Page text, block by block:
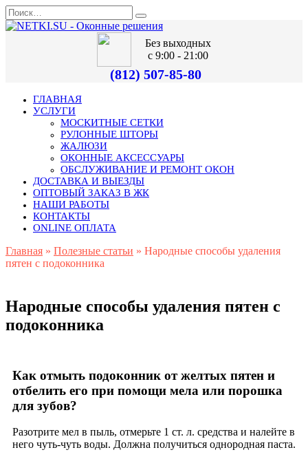
Без выходных
с 9:00 - 21:00
(812) 507-85-80
ГЛАВНАЯ
УСЛУГИ
МОСКИТНЫЕ СЕТКИ
РУЛОННЫЕ ШТОРЫ
ЖАЛЮЗИ
ОКОННЫЕ АКСЕССУАРЫ
ОБСЛУЖИВАНИЕ И РЕМОНТ ОКОН
ДОСТАВКА И ВЫЕЗДЫ
ОПТОВЫЙ ЗАКАЗ В ЖК
НАШИ РАБОТЫ
КОНТАКТЫ
ONLINE ОПЛАТА
Главная » Полезные статьи » Народные способы удаления
пятен с подоконника
Народные способы удаления пятен с
подоконника
Как отмыть подоконник от желтых пятен и
отбелить его при помощи мела или порошка
для зубов?
Разотрите мел в пыль, отмерьте 1 ст. л. средства и налейте в
него чуть-чуть воды. Должна получиться однородная паста.